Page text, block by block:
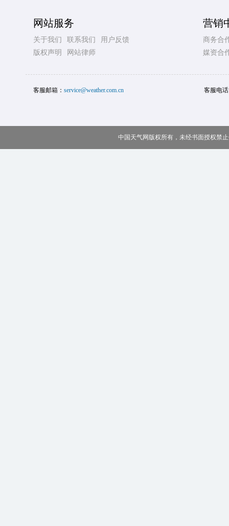
网站服务
关于我们 联系我们
用户反馈
版权声明
网站律师
营销
商务合
媒资合
客服邮箱： service@weather.com.cn 客服电
中国天气网版权所有，未经书面授权